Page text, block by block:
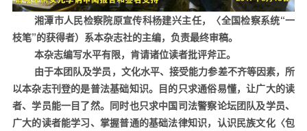
湘潭市人民检察院原宣传科杨建兴主任，〈全国检察系统“一
枝笔”的获得者）系本杂志社的主编，负责最终审稿。
本杂志编写水平有限，肯请诸位读者批评斧正。
由于本团队及学员，文化水平、接受能力参差不齐等因素，所
以本杂志刊登的是普法基础知识。目的只求通俗易懂，让广大的读
者、学员能一目了然。同时也只求中国司法警察论坛团队及学员、
广大的读者能学习、掌握普通的基础法律知识，认识民族文化〈包